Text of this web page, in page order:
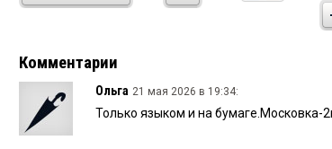
Комментарии
Ольга 21 мая 2026 в 19:34:
Только языком и на бумаге.Московка-